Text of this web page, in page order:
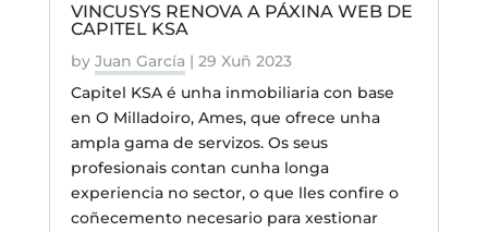
VINCUSYS RENOVA A PÁXINA WEB DE
CAPITEL KSA
by Juan García | 29 Xuñ 2023
Capitel KSA é unha inmobiliaria con base
en O Milladoiro, Ames, que ofrece unha
ampla gama de servizos. Os seus
profesionais contan cunha longa
experiencia no sector, o que lles confire o
coñecemento necesario para xestionar